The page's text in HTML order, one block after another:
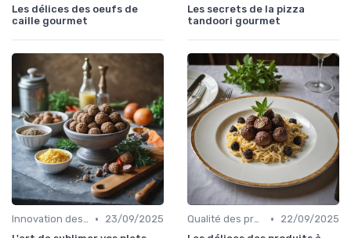
Les délices des oeufs de
caille gourmet
Les secrets de la pizza
tandoori gourmet
Innovation des recettes •
23/09/2025
Qualité des produits •
22/09/2025